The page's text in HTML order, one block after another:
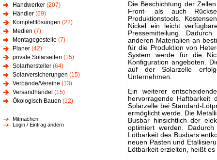
Handwerker (207)
Händler (69)
Komplettlösungen (22)
Medien (7)
Montagegestelle (7)
Planer (42)
private Solarseiten (15)
Solarhersteller (64)
Solarversicherungen (15)
Verbände/Vereine (13)
Versandhandel (15)
Ökologisch Bauen (12)
Mitmachen
Login / Eintrag ändern
Die Beschichtung der
Front- als auch
Produktionstools.
Nickel ein leicht
Pressemitteilung.
anderen Materialien an
für die Produktion von
System werde für die
Konfiguration angeboten.
auf der Solarzelle
Unternehmen.
Ein weiterer
hervorragende
Solarzelle bei Standard-
ermöglicht werde. Die
Busbar hinsichtlich der
optimiert werden.
Lötbarkeit des Busbars
neuen Pasten und
Lötbarkeit erzielten, heißt